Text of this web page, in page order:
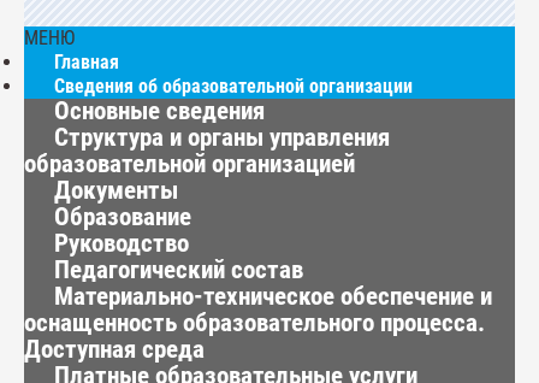
МЕНЮ
Главная
Сведения об образовательной организации
Основные сведения
Структура и органы управления
образовательной организацией
Документы
Образование
Руководство
Педагогический состав
Материально-техническое обеспечение и
оснащенность образовательного процесса.
Доступная среда
Платные образовательные услуги